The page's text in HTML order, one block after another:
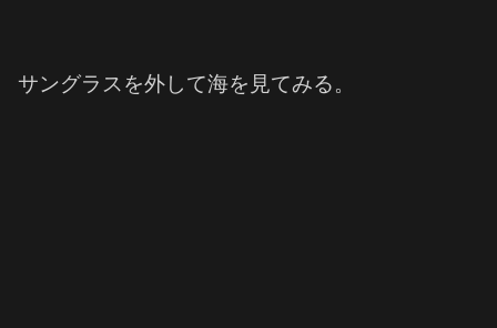
サングラスを外して海を見てみる。